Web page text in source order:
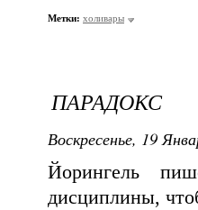
Метки: холивары
ПАРАДОКС
Воскресенье, 19
Йорингель
дисциплины,